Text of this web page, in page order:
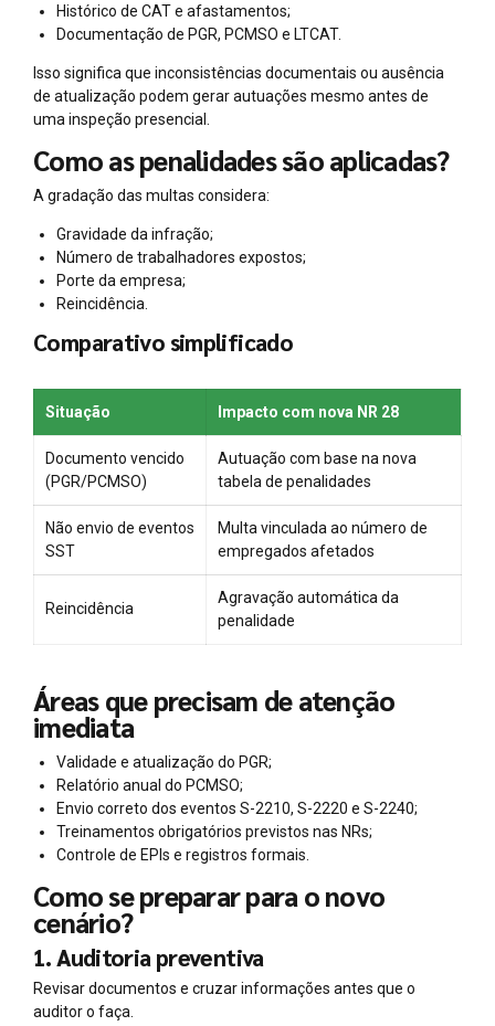
Histórico de CAT e afastamentos;
Documentação de PGR, PCMSO e LTCAT.
Isso significa que inconsistências documentais ou ausência
de atualização podem gerar autuações mesmo antes de
uma inspeção presencial.
Como as penalidades são aplicadas?
A gradação das multas considera:
Gravidade da infração;
Número de trabalhadores expostos;
Porte da empresa;
Reincidência.
Comparativo simplificado
Situação Impacto com nova NR 28
Documento vencido
(PGR/PCMSO)
Autuação com base na nova
tabela de penalidades
Não envio de eventos
SST
Multa vinculada ao número de
empregados afetados
Reincidência
Agravação automática da
penalidade
Áreas que precisam de atenção
imediata
Validade e atualização do PGR;
Relatório anual do PCMSO;
Envio correto dos eventos S-2210, S-2220 e S-2240;
Treinamentos obrigatórios previstos nas NRs;
Controle de EPIs e registros formais.
Como se preparar para o novo
cenário?
1. Auditoria preventiva
Revisar documentos e cruzar informações antes que o
auditor o faça.